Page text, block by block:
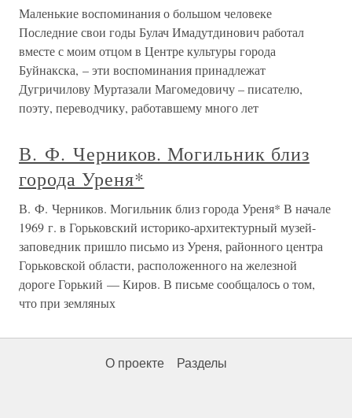
Маленькие воспоминания о большом человеке
Последние свои годы Булач Имадутдинович работал
вместе с моим отцом в Центре культуры города
Буйнакска, – эти воспоминания принадлежат
Дугричилову Муртазали Магомедовичу – писателю,
поэту, переводчику, работавшему много лет
В. Ф. Черников. Могильник близ
города Уреня*
В. Ф. Черников. Могильник близ города Уреня* В начале
1969 г. в Горьковский историко-архитектурный музей-
заповедник пришло письмо из Уреня, районного центра
Горьковской области, расположенного на железной
дороге Горький — Киров. В письме сообщалось о том,
что при земляных
О проекте Разделы